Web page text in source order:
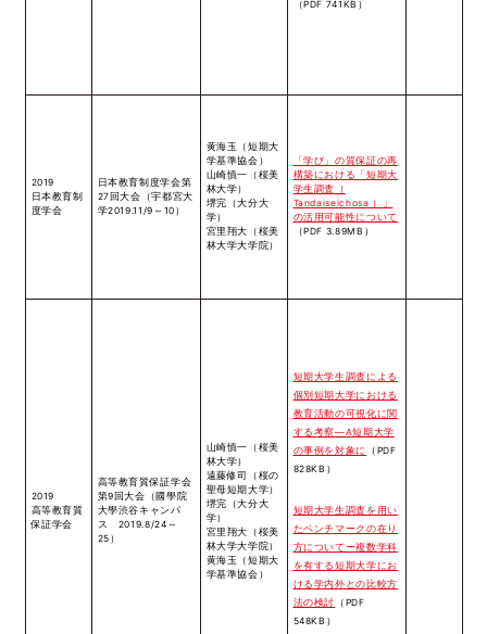
（PDF 741KB）
2019
日本教育制
度学会
日本教育制度学会第
27回大会（宇都宮大
学2019.11/9～10）
黄海玉（短期大
学基準協会）
山崎慎一（桜美
林大学）
堺完（大分大
学）
宮里翔大（桜美
林大学大学院）
「学び」の質保証の再
構築における「短期大
学生調査（
Tandaiseichosa ）」
の活用可能性について
（PDF 3.89MB）
2019
高等教育質
保証学会
高等教育質保証学会
第9回大会（國學院
大學渋谷キャンパ
ス 2019.8/24～
25）
山崎慎一（桜美
林大学）
遠藤修司（桜の
聖母短期大学）
堺完（大分大
学）
宮里翔大（桜美
林大学大学院）
黄海玉（短期大
学基準協会）
短期大学生調査による
個別短期大学における
教育活動の可視化に関
する考察―A短期大学
の事例を対象に
（PDF
828KB）
短期大学生調査を用い
たベンチマークの在り
方についてー複数学科
を有する短期大学にお
ける学内外との比較方
法の検討 （PDF
548KB）